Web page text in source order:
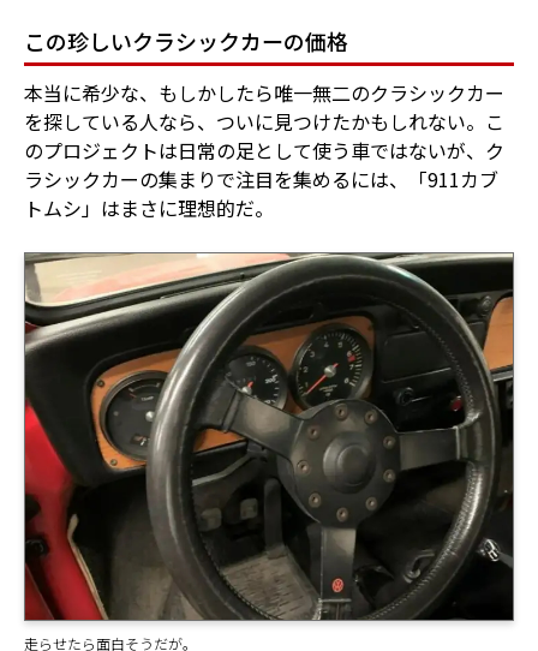
この珍しいクラシックカーの価格
本当に希少な、もしかしたら唯一無二のクラシックカー
を探している人なら、ついに見つけたかもしれない。こ
のプロジェクトは日常の足として使う車ではないが、ク
ラシックカーの集まりで注目を集めるには、「911カブ
トムシ」はまさに理想的だ。
走らせたら面白そうだが。